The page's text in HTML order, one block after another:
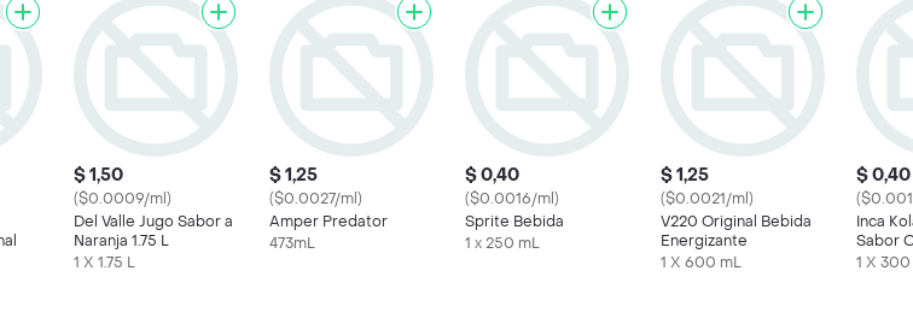
$ 1,50
($0.0009/ml)
Del Valle Jugo Sabor a
Naranja 1.75 L
1 X 1.75 L
$ 1,25
($0.0027/ml)
Amper Predator
473mL
$ 0,40
($0.0016/ml)
Sprite Bebida
1 x 250 mL
$ 1,25
($0.0021/ml)
V220 Original Bebida
Energizante
1 X 600 mL
$ 0,40
Inca
Sabor
1 X